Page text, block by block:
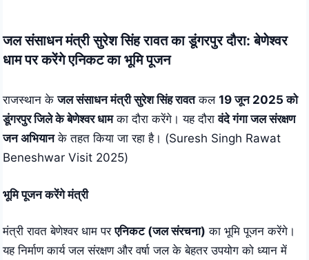
content
जल संसाधन मंत्री सुरेश सिंह रावत का डूंगरपुर दौरा: बेणेश्वर
धाम पर करेंगे एनिकट का भूमि पूजन
राजस्थान केजल संसाधन मंत्रीसुरेश सिंह रावतकल 19 जून 2025 को
डूंगरपुर जिले के बेणेश्वर धामका दौरा करेंगे। यह दौरावंदे गंगा जल संरक्षण
जन अभियानके तहत किया जा रहा है। (Suresh Singh Rawat
Beneshwar Visit 2025)
भूमि पूजन करेंगे मंत्री
मंत्री रावत बेणेश्वर धाम परएनिकट (जल संरचना) का भूमि पूजन करेंगे।
यह निर्माण कार्य जल संरक्षण और वर्षा जल के बेहतर उपयोग को ध्यान में